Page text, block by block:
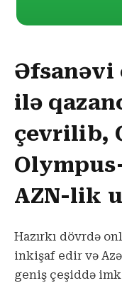
Əfsanəvi
ilə
çevrilib,
AZN-lik
Hazırkı dövrdə
inkişaf edir və
geniş çeşiddə